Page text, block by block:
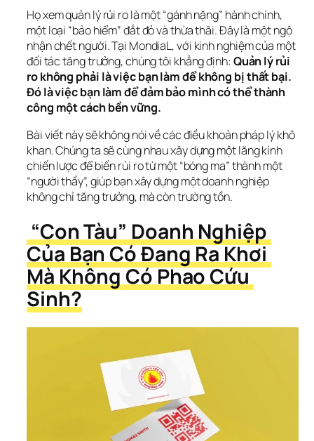
Họ xem quản lý rủi ro là một “gánh nặng” hành chính,
một loại “bảo hiểm” đắt đỏ và thừa thãi. Đây là một ngộ
nhận chết người. Tại MondiaL, với kinh nghiệm của một
đối tác tăng trưởng, chúng tôi khẳng định: Quản lý rủi
ro không phải là việc bạn làm để không bị thất bại.
Đó là việc bạn làm để đảm bảo mình có thể thành
công một cách bền vững.
Bài viết này sẽ không nói về các điều khoản pháp lý khô
khan. Chúng ta sẽ cùng nhau xây dựng một lăng kính
chiến lược để biến rủi ro từ một “bóng ma” thành một
“người thầy”, giúp bạn xây dựng một doanh nghiệp
không chỉ tăng trưởng, mà còn trường tồn.
Của Bạn Có Đang Ra Khơi
Mà Không Có Phao Cứu
Sinh?